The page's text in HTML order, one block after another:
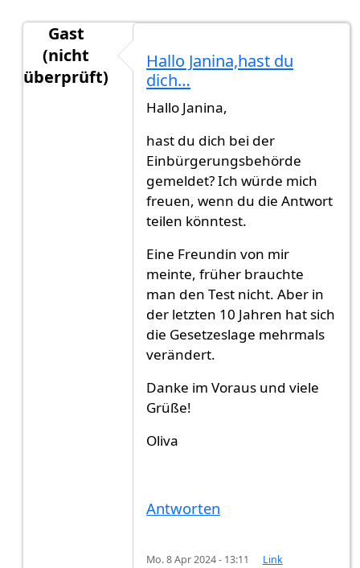
Gast
(nicht
überprüft)
Hallo,hat jemand Erfahrung…
Hallo Janina,hast du
dich…
Hallo Janina,
hast du dich bei der
Einbürgerungsbehörde
gemeldet? Ich würde mich
freuen, wenn du die Antwort
teilen könntest.
Eine Freundin von mir
meinte, früher brauchte
man den Test nicht. Aber in
der letzten 10 Jahren hat sich
die Gesetzeslage mehrmals
verändert.
Danke im Voraus und viele
Grüße!
Oliva
Antworten
Mo. 8 Apr 2024 - 13:11 Link